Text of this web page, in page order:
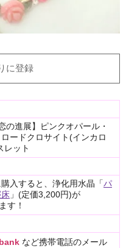
に登録
の進展】ピンクオパール・
ードクロサイト(インカロ
レット
入すると、浄化用水晶「パ
」(定価3,200円)が
す！
など携帯電話のメール